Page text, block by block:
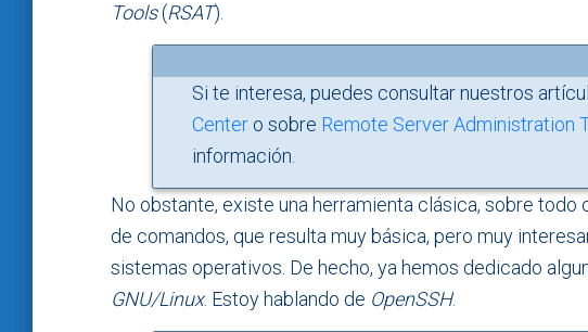
Tools(RSAT).
Si te interesa, puedes consultar nuestros
Centero sobre Remote Server Administration
información.
No obstante, existe una herramienta clásica, sobre
de comandos, que resulta muy básica, pero muy
sistemas operativos. De hecho, ya hemos dedicado
GNU/Linux. Estoy hablando de OpenSSH.